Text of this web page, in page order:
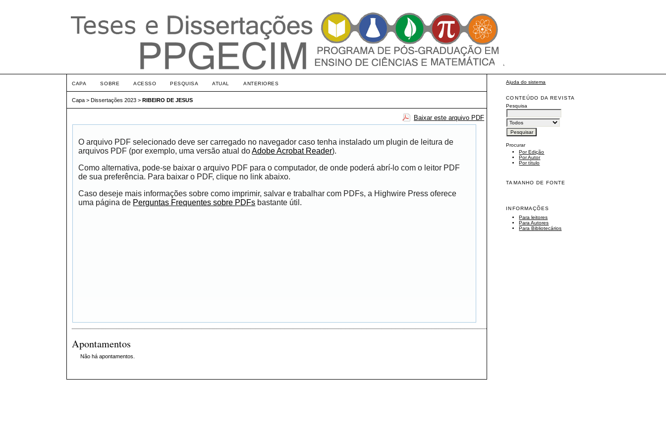
Ajuda do sistema
CONTEÚDO DA REVISTA
Pesquisa
Procurar
Por Edição
Por Autor
Por título
TAMANHO DE FONTE
INFORMAÇÕES
Para leitores
Para Autores
Para Bibliotecários
CAPA SOBRE ACESSO PESQUISA ATUAL ANTERIORES
Capa >Dissertações 2023 >RIBEIRO DE JESUS
Baixar este arquivo PDF
O arquivo PDF selecionado deve ser carregado no navegador caso tenha instalado um plugin de leitura de
arquivos PDF (por exemplo, uma versão atual doAdobe Acrobat Reader).
Como alternativa, pode-se baixar o arquivo PDF para o computador, de onde poderá abrí-lo com o leitor PDF
de sua preferência. Para baixar o PDF, clique no link abaixo.
Caso deseje mais informações sobre como imprimir, salvar e trabalhar com PDFs, a Highwire Press oferece
uma página de Perguntas Frequentes sobre PDFs bastante útil.
Apontamentos
Não há apontamentos.